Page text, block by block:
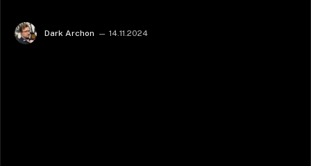
Dark Archon 14.11.2024